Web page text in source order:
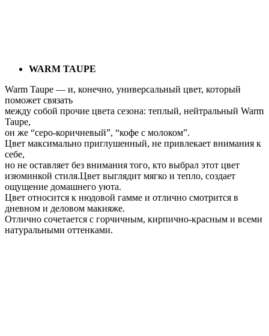
WARM TAUPE
Warm Taupe — и, конечно, универсальный цвет, который
поможет связать
между собой прочие цвета сезона: теплый, нейтральный Warm
Taupe,
он же “серо-коричневый”, “кофе с молоком”.
Цвет максимально приглушенный, не привлекает внимания к
себе,
но не оставляет без внимания того, кто выбрал этот цвет
изюминкой стиля.Цвет выглядит мягко и тепло, создает
ощущение домашнего уюта.
Цвет относится к нюдовой гамме и отлично смотрится в
дневном и деловом макияже.
Отлично сочетается с горчичным, кирпично-красным и всеми
натуральными оттенками.